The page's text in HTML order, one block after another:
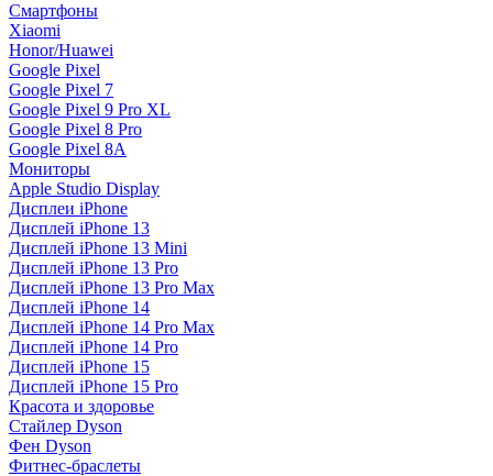
Смартфоны
Xiaomi
Honor/Huawei
Google Pixel
Google Pixel 7
Google Pixel 9 Pro XL
Google Pixel 8 Pro
Google Pixel 8A
Мониторы
Apple Studio Display
Дисплеи iPhone
Дисплей iPhone 13
Дисплей iPhone 13 Mini
Дисплей iPhone 13 Pro
Дисплей iPhone 13 Pro Max
Дисплей iPhone 14
Дисплей iPhone 14 Pro Max
Дисплей iPhone 14 Pro
Дисплей iPhone 15
Дисплей iPhone 15 Pro
Красота и здоровье
Стайлер Dyson
Фен Dyson
Фитнес-браслеты